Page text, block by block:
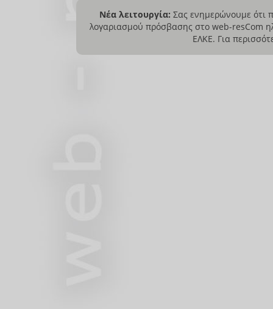
Νέα λειτουργία: Σας ενημερώνουμε ότι
λογαριασμού πρόσβασης στο web-resCom
ΕΛΚΕ. Για